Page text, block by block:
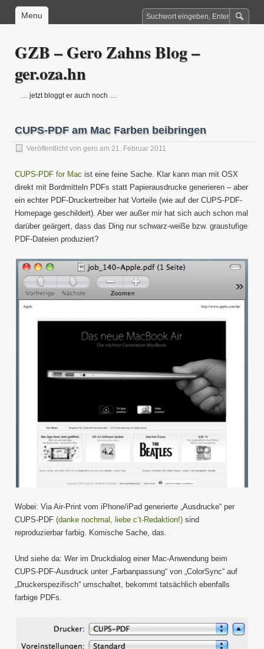
Menu
GZB – Gero Zahns Blog –
ger.oza.hn
… jetzt bloggt er auch noch …
CUPS-PDF am Mac Farben beibringen
Veröffentlicht von gero am 21. Februar 2011
CUPS-PDF for Mac ist eine feine Sache. Klar kann man mit OSX
direkt mit Bordmitteln PDFs statt Papierausdrucke generieren – aber
ein echter PDF-Druckertreiber hat Vorteile (wie auf der CUPS-PDF-
Homepage geschildert). Aber wer außer mir hat sich auch schon mal
darüber geärgert, dass das Ding nur schwarz-weiße bzw. graustufige
PDF-Dateien produziert?
Wobei: Via Air-Print vom iPhone/iPad generierte „Ausdrucke“ per
CUPS-PDF (danke nochmal, liebe c’t-Redaktion!) sind
reproduzierbar farbig. Komische Sache, das.
Und siehe da: Wer im Druckdialog einer Mac-Anwendung beim
CUPS-PDF-Ausdruck unter „Farbanpassung“ von „ColorSync“ auf
„Druckerspezifisch“ umschaltet, bekommt tatsächlich ebenfalls
farbige PDFs.